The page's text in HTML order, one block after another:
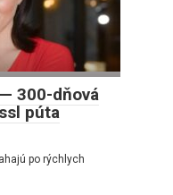
300-dňová
púta
po rýchlych